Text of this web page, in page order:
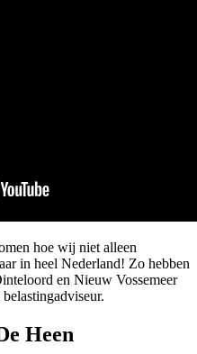
hoe wij niet alleen
in heel Nederland! Zo hebben
en Nieuw Vossemeer
Heen